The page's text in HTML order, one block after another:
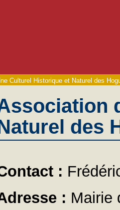
Culturel Historique et Naturel des
des
:
: Mairie